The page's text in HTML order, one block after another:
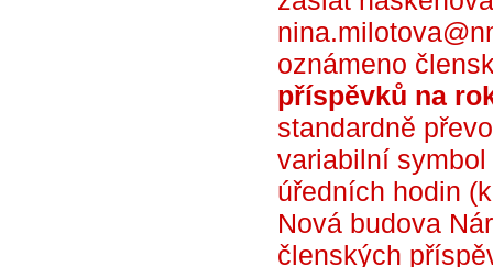
oznámeno
příspěvků na
standardně
variabilní
úředních hodin
Nová budova
členských